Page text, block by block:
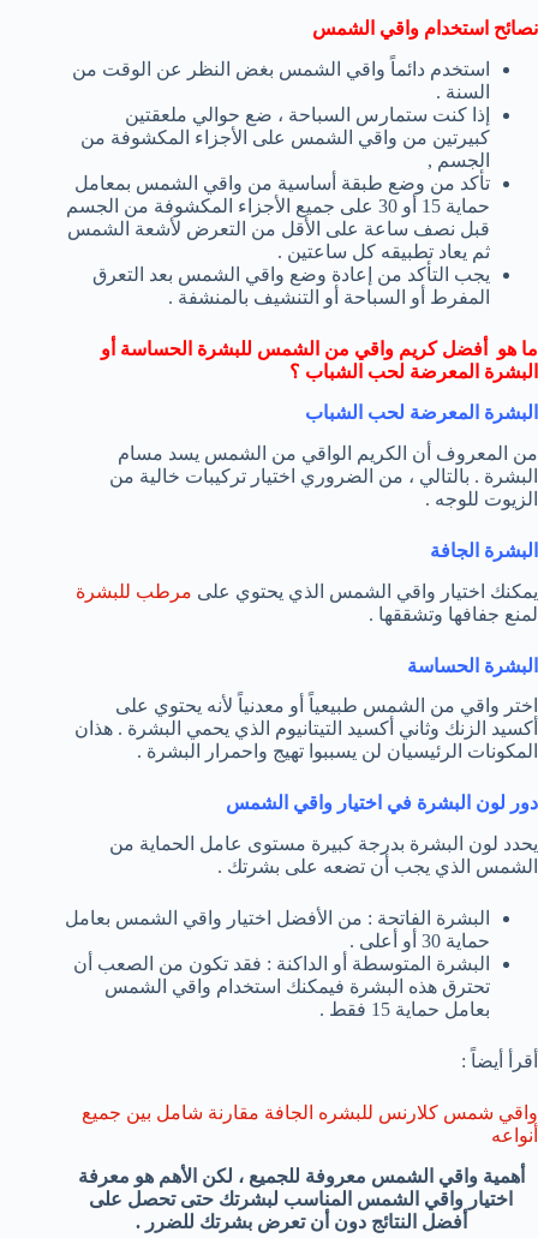
نصائح استخدام واقي الشمس
استخدم دائماً واقي الشمس بغض النظر عن الوقت من
السنة .
إذا كنت ستمارس السباحة ، ضع حوالي ملعقتين
كبيرتين من واقي الشمس على الأجزاء المكشوفة من
الجسم ,
تأكد من وضع طبقة أساسية من واقي الشمس بمعامل
حماية 15 أو 30 على جميع الأجزاء المكشوفة من الجسم
قبل نصف ساعة على الأقل من التعرض لأشعة الشمس
ثم يعاد تطبيقه كل ساعتين .
يجب التأكد من إعادة وضع واقي الشمس بعد التعرق
المفرط أو السباحة أو التنشيف بالمنشفة .
ما هو أفضل كريم واقي من الشمس للبشرة الحساسة أو
البشرة المعرضة لحب الشباب ؟
البشرة المعرضة لحب الشباب
من المعروف أن الكريم الواقي من الشمس يسد مسام
البشرة . بالتالي ، من الضروري اختيار تركيبات خالية من
الزيوت للوجه .
البشرة الجافة
يمكنك اختيار واقي الشمس الذي يحتوي على مرطب للبشرة
لمنع جفافها وتشققها .
البشرة الحساسة
اختر واقي من الشمس طبيعياً أو معدنياً لأنه يحتوي على
أكسيد الزنك وثاني أكسيد التيتانيوم الذي يحمي البشرة . هذان
المكونات الرئيسيان لن يسببوا تهيج واحمرار البشرة .
دور لون البشرة في اختيار واقي الشمس
يحدد لون البشرة بدرجة كبيرة مستوى عامل الحماية من
الشمس الذي يجب أن تضعه على بشرتك .
البشرة الفاتحة : من الأفضل اختيار واقي الشمس بعامل
حماية 30 أو أعلى .
البشرة المتوسطة أو الداكنة : فقد تكون من الصعب أن
تحترق هذه البشرة فيمكنك استخدام واقي الشمس
بعامل حماية 15 فقط .
أقرأ أيضاً :
واقي شمس كلارنس للبشره الجافة مقارنة شامل بين جميع
أنواعه
أهمية واقي الشمس معروفة للجميع ، لكن الأهم هو معرفة
اختيار واقي الشمس المناسب لبشرتك حتى تحصل على
أفضل النتائج دون أن تعرض بشرتك للضرر .